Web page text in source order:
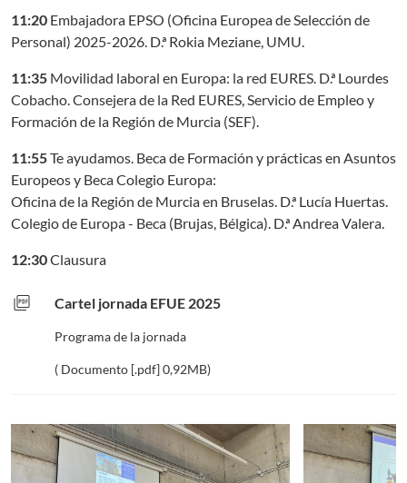
11:20 Embajadora EPSO (Oficina Europea de Selección de
Personal) 2025-2026. D.ª Rokia Meziane, UMU.
11:35 Movilidad laboral en Europa: la red EURES. D.ª Lourdes
Cobacho. Consejera de la Red EURES, Servicio de Empleo y
Formación de la Región de Murcia (SEF).
11:55Te ayudamos. Beca de Formación y prácticas en Asuntos
Europeos y Beca Colegio Europa:
Oficina de la Región de Murcia en Bruselas. D.ª Lucía Huertas.
Colegio de Europa - Beca (Brujas, Bélgica). D.ª Andrea Valera.
12:30Clausura
picture_as_pdf Cartel jornada EFUE 2025
Programa de la jornada
( Documento [.pdf] 0,92MB)